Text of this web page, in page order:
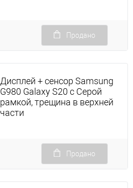
Продано
Дисплей + сенсор Samsung
G980 Galaxy S20 с Серой
рамкой, трещина в верхней
части
Продано